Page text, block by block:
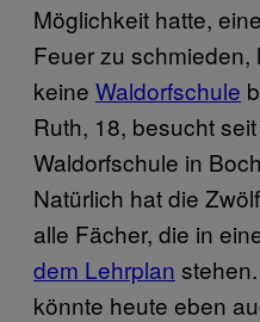
Möglichkeit hatte,
Feuer zu
keine Waldorfschule
Ruth, 18, besucht
Waldorfschule in
Natürlich hat die
alle Fächer, die in
dem Lehrplan
könnte heute eben